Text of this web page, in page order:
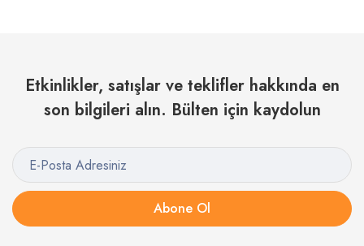
Etkinlikler, satışlar ve teklifler hakkında en
son bilgileri alın. Bülten için kaydolun
Abone Ol